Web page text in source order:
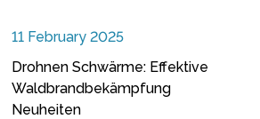
11 February 2025
Drohnen Schwärme: Effektive
Waldbrandbekämpfung
Neuheiten